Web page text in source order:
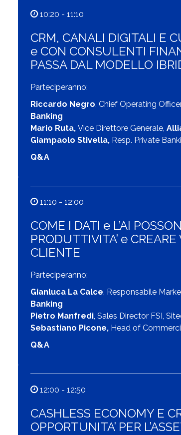
10:20 - 11:10
CRM, CANALI DIGITALI E
e CON CONSULENTI
PASSA DAL MODELLO
Parteciperanno:
Riccardo Negro, Chief Operating
Banking
Mario Ruta, Vice Direttore Generale,
Giampaolo Stivella, Resp. Private
Q&A
11:10 - 12:00
COME I DATI e L’AI
PRODUTTIVITA’ e
CLIENTE
Parteciperanno:
Gianluca La Calce, Responsabile
Banking
Pietro Manfredi, Sales Director FSI,
Sebastiano Picone, Head of
Q&A
12:00 - 12:50
CASHLESS ECONOMY E
OPPORTUNITA’ PER